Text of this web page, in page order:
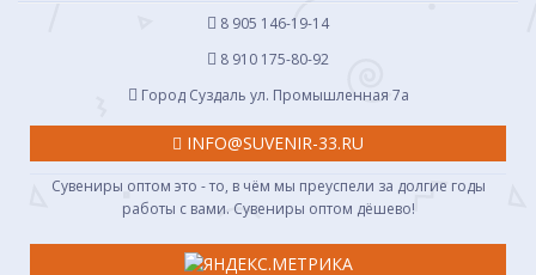
8 905 146-19-14
8 910 175-80-92
Город Суздаль ул. Промышленная 7a
INFO@SUVENIR-33.RU
Сувениры оптом это - то, в чём мы преуспели за долгие годы
работы с вами. Сувениры оптом дёшево!